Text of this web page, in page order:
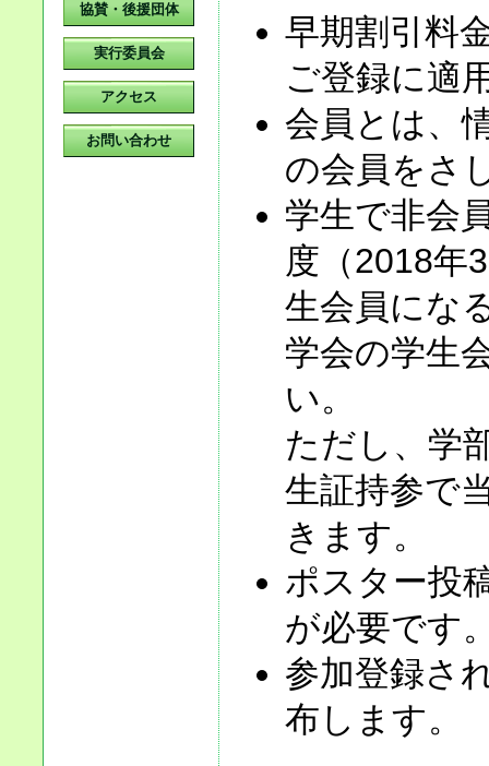
協賛・後援団体
実行委員会
アクセス
お問い合わせ
早期割引料
ご登録に適
会員とは、
の会員をさ
学生で非会
度（2018年
生会員にな
学会の学生
い。
ただし、学
生証持参で
きます。
ポスター投
が必要です
参加登録さ
布します。